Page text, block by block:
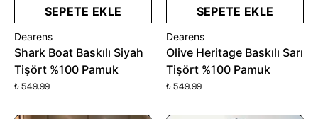
SEPETE EKLE
Dearens
Shark Boat Baskılı Siyah
Tişört %100 Pamuk
₺ 549.99
SEPETE EKLE
Dearens
Olive Heritage Baskılı Sarı
Tişört %100 Pamuk
₺ 549.99